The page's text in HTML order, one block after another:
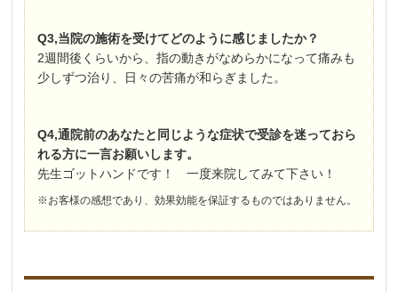
Q3,当院の施術を受けてどのように感じましたか？
2週間後くらいから、指の動きがなめらかになって痛みも
少しずつ治り、日々の苦痛が和らぎました。
Q4,通院前のあなたと同じような症状で受診を迷っておら
れる方に一言お願いします。
先生ゴットハンドです！ 一度来院してみて下さい！
※お客様の感想であり、効果効能を保証するものではありません。